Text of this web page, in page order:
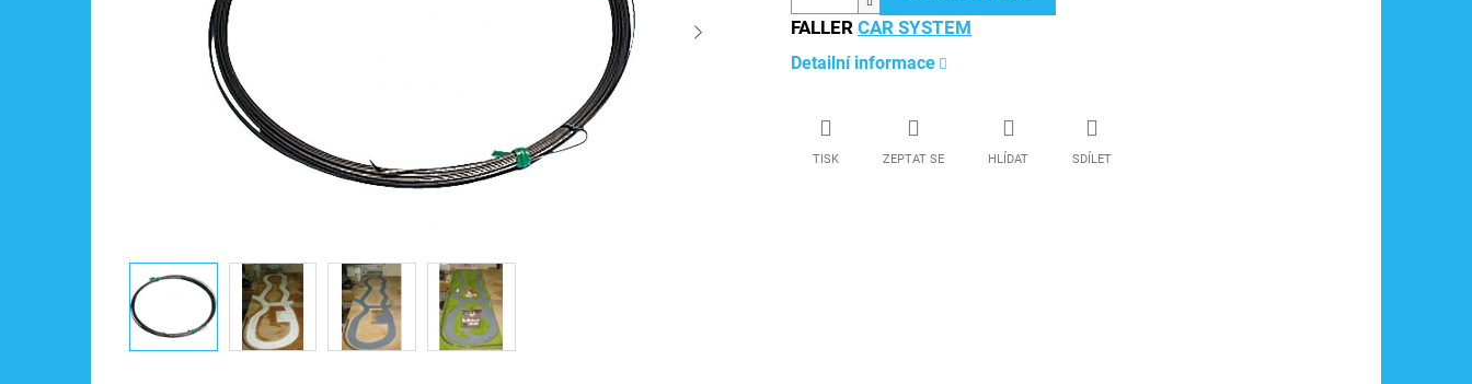
FALLER CAR SYSTEM
Detailní informace
TISK ZEPTAT SE HLÍDAT SDÍLET